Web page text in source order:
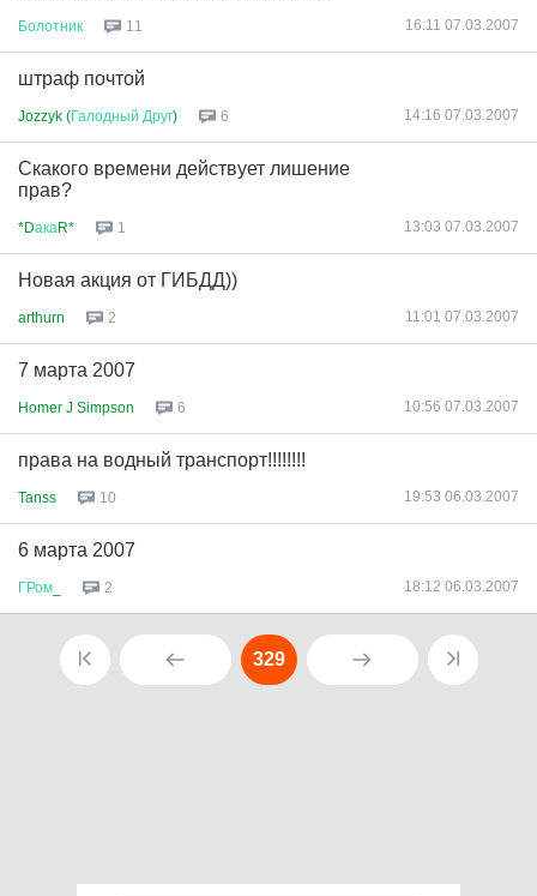
Болотник 11 16:11 07.03.2007
штраф почтой
Jozzyk (Галодный Друг) 6 14:16 07.03.2007
Скакого времени действует лишение
прав?
*DакаR* 1 13:03 07.03.2007
Новая акция от ГИБДД))
arthurn 2 11:01 07.03.2007
7 марта 2007
Homer J Simpson 6 10:56 07.03.2007
права на водный транспорт!!!!!!!!
Tanss 10 19:53 06.03.2007
6 марта 2007
ГРом 2 18:12 06.03.2007
329